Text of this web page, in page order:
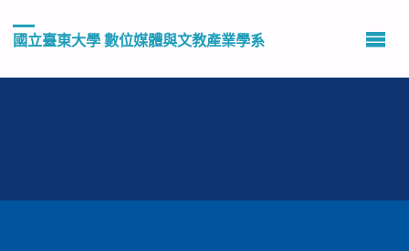
國立臺東大學 數位媒體與文教產業學系